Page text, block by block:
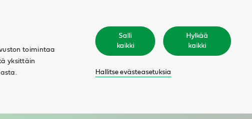
toimintaa
yksittäin
Salli
kaikki
Hylkää
kaikki
Hallitse evästeasetuksia